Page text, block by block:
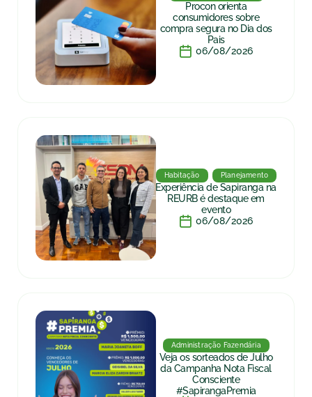
Procon orienta
consumidores sobre
compra segura no Dia dos
Pais
06/08/2026
Habitação Planejamento
Experiência de Sapiranga na
REURB é destaque em
evento
06/08/2026
Administração Fazendária
Veja os sorteados de Julho
da Campanha Nota Fiscal
Consciente
#SapirangaPremia